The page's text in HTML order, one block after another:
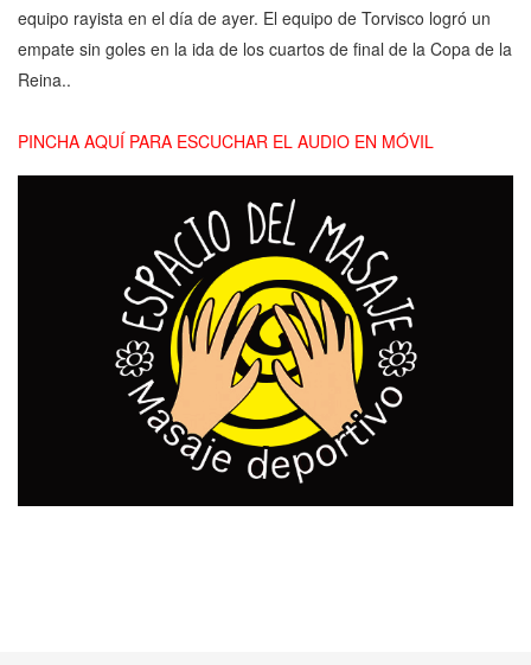
equipo rayista en el día de ayer. El equipo de Torvisco logró un
empate sin goles en la ida de los cuartos de final de la Copa de la
Reina..
PINCHA AQUÍ PARA ESCUCHAR EL AUDIO EN MÓVIL